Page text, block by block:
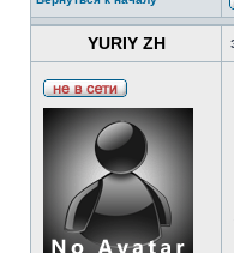
YURIY ZH